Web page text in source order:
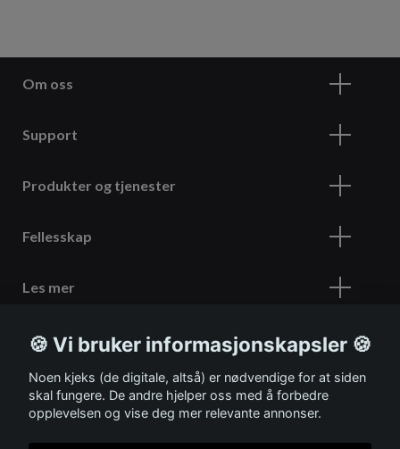
Om oss
Support
Produkter og tjenester
Fellesskap
Les mer
Meld deg på vårt nyhetsbrev
🍪 Vi bruker informasjonskapsler 🍪
Noen kjeks (de digitale, altså) er nødvendige for at siden
skal fungere. De andre hjelper oss med å forbedre
opplevelsen og vise deg mer relevante annonser.